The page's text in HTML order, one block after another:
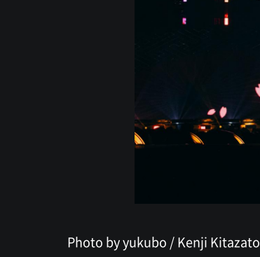
Photo by yukubo / Kenji Kitazato